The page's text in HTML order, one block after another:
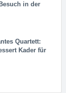
in der
Quar­tett:
Kader für